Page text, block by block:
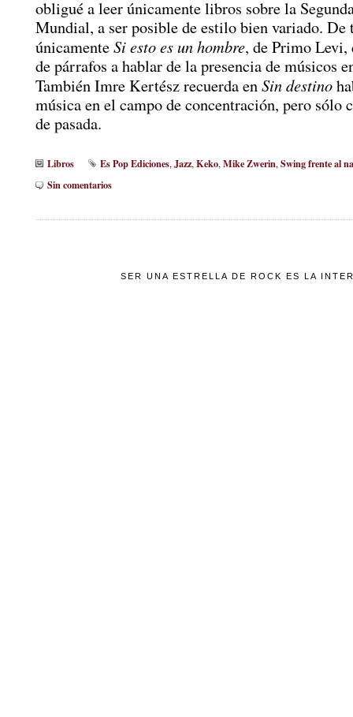
obligué a leer únicamente libros sobre la
Mundial, a ser posible de estilo bien variado. De
únicamenteSi esto es un hombre, de Primo Levi,
de párrafos a hablar de la presencia de músicos
También Imre Kertész recuerda enSin destino
música en el campo de concentración, pero sólo
de pasada.
Libros Es Pop Ediciones, Jazz, Keko, Mike Zwerin, Swing frente al
Sin comentarios
SER UNA ESTRELLA DE ROCK ES LA